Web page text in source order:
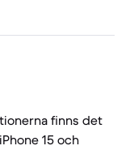
finns det
15 och